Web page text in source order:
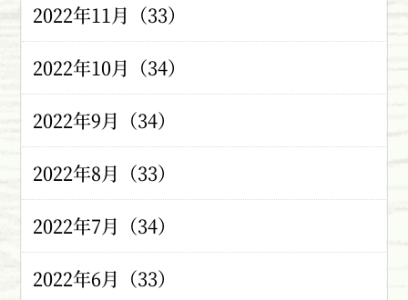
2022年11月（33）
2022年10月（34）
2022年9月（34）
2022年8月（33）
2022年7月（34）
2022年6月（33）